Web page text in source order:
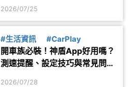
2026/07/25
#生活資訊 #CarPlay
開車族必裝！神盾App好用嗎？
測速提醒、設定技巧與常見問題
2026/07/28